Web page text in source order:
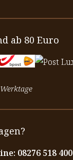
ab 80 Euro
08276 518 400